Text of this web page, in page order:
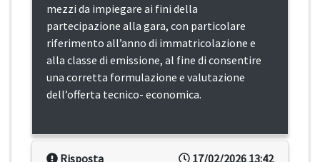
mezzi da impiegare ai fini della
partecipazione alla gara, con particolare
riferimento all’anno di immatricolazione e
alla classe di emissione, al fine di consentire
una corretta formulazione e valutazione
dell’offerta tecnico- economica.
17/02/2026 13:42
Risposta